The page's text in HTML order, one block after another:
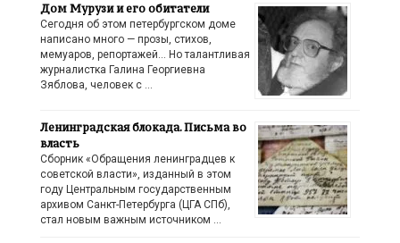
Дом Мурузи и его обитатели
Сегодня об этом петербургском доме
написано много — прозы, стихов,
мемуаров, репортажей… Но талантливая
журналистка Галина Георгиевна
Зяблова, человек с …
Ленинградская блокада. Письма во
власть
Сборник «Обращения ленинградцев к
советской власти», изданный в этом
году Центральным государственным
архивом Санкт-Петербурга (ЦГА СПб),
стал новым важным источником …